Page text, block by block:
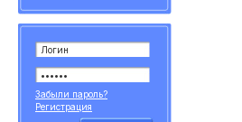
Забыли пароль?
Регистрация